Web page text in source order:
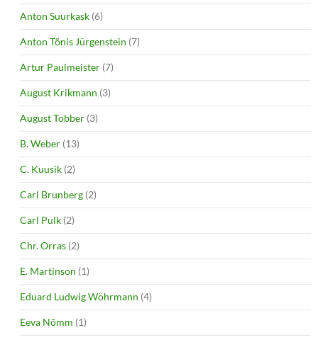
Anton Suurkask (6)
Anton Tõnis Jürgenstein (7)
Artur Paulmeister (7)
August Krikmann (3)
August Tobber (3)
B. Weber (13)
C. Kuusik (2)
Carl Brunberg (2)
Carl Pulk (2)
Chr. Orras (2)
E. Martinson (1)
Eduard Ludwig Wöhrmann (4)
Eeva Nõmm (1)